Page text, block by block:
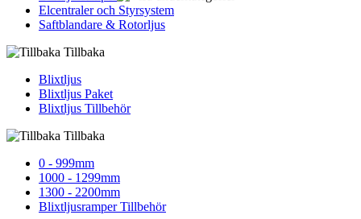
Elcentraler och Styrsystem
Saftblandare & Rotorljus
Tillbaka
Blixtljus
Blixtljus Paket
Blixtljus Tillbehör
Tillbaka
0 - 999mm
1000 - 1299mm
1300 - 2200mm
Blixtljusramper Tillbehör